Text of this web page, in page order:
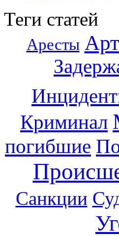
Теги статей
Аресты
Криминал
погибшие
Санкции